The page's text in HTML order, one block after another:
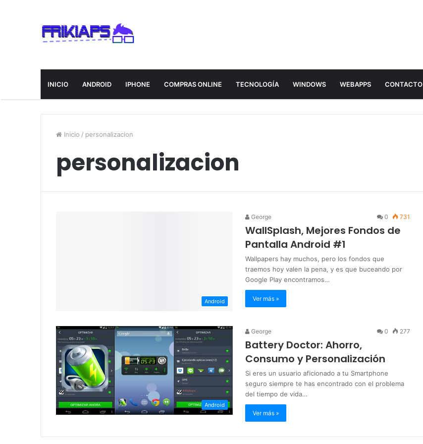
INICIO ANDROID IPHONE COMPRAS ONLINE TECNOLOGÍA WINDOWS WEBAPPS CONTACTO
Inicio / personalizacion
personalizacion
Android
George 0 731
WallSplash, Mejores Fondos de
Pantalla Android #1
Wallpapers hay muchos, pero los fondos que
traemos hoy valen la pena, y es que buceando por
Google Play encontramos…
Ver más »
Android
George 0 277
Battery Doctor: Ahorro,
Consumo y Personalización
Si eres un usuario aficionado a tu Smartphone
seguro siempre te has encontrado con el problema
del tiempo de vida…
Ver más »